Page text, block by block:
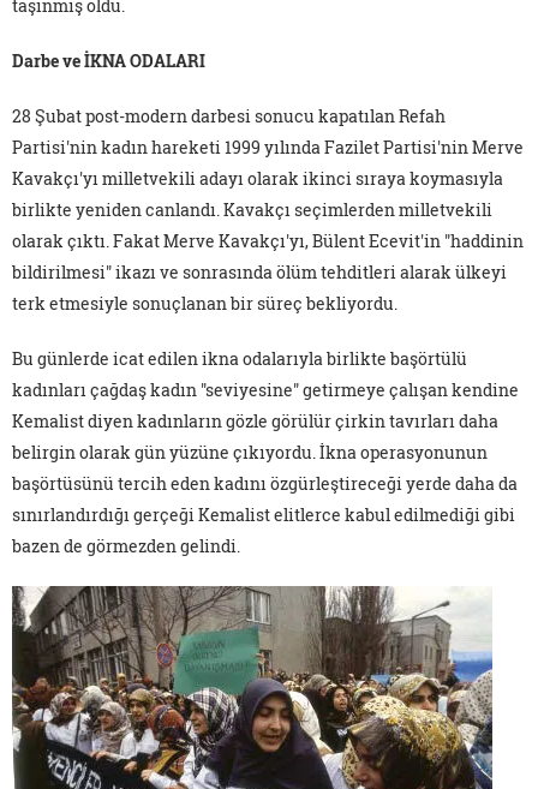
taşınmış oldu.
Darbe ve İKNA ODALARI
28 Şubat post-modern darbesi sonucu kapatılan Refah
Partisi'nin kadın hareketi 1999 yılında Fazilet Partisi'nin Merve
Kavakçı'yı milletvekili adayı olarak ikinci sıraya koymasıyla
birlikte yeniden canlandı. Kavakçı seçimlerden milletvekili
olarak çıktı. Fakat Merve Kavakçı'yı, Bülent Ecevit'in "haddinin
bildirilmesi" ikazı ve sonrasında ölüm tehditleri alarak ülkeyi
terk etmesiyle sonuçlanan bir süreç bekliyordu.
Bu günlerde icat edilen ikna odalarıyla birlikte başörtülü
kadınları çağdaş kadın "seviyesine" getirmeye çalışan kendine
Kemalist diyen kadınların gözle görülür çirkin tavırları daha
belirgin olarak gün yüzüne çıkıyordu. İkna operasyonunun
başörtüsünü tercih eden kadını özgürleştireceği yerde daha da
sınırlandırdığı gerçeği Kemalist elitlerce kabul edilmediği gibi
bazen de görmezden gelindi.